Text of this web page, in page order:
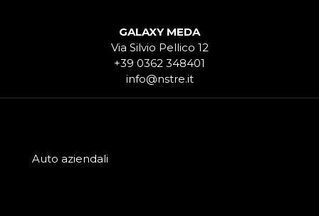
GALAXY MEDA
Via Silvio Pellico 12
+39 0362 348401
info@nstre.it
Auto aziendali